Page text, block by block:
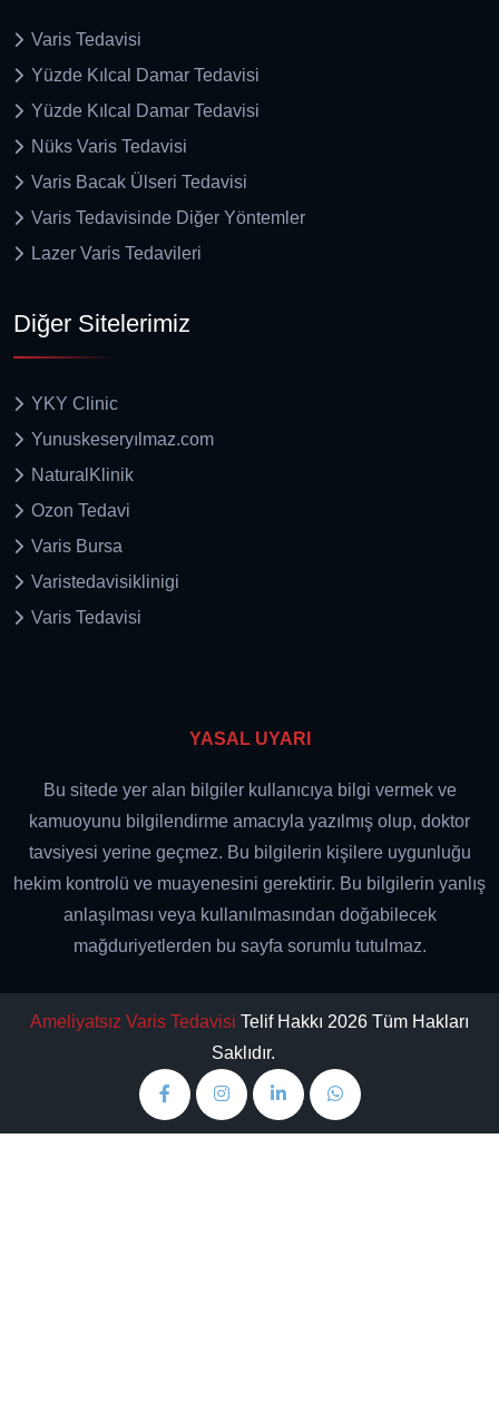
Varis Tedavisi
Yüzde Kılcal Damar Tedavisi
Yüzde Kılcal Damar Tedavisi
Nüks Varis Tedavisi
Varis Bacak Ülseri Tedavisi
Varis Tedavisinde Diğer Yöntemler
Lazer Varis Tedavileri
Diğer Sitelerimiz
YKY Clinic
Yunuskeseryılmaz.com
NaturalKlinik
Ozon Tedavi
Varis Bursa
Varistedavisiklinigi
Varis Tedavisi
YASAL UYARI
Bu sitede yer alan bilgiler kullanıcıya bilgi vermek ve
kamuoyunu bilgilendirme amacıyla yazılmış olup, doktor
tavsiyesi yerine geçmez. Bu bilgilerin kişilere uygunluğu
hekim kontrolü ve muayenesini gerektirir. Bu bilgilerin yanlış
anlaşılması veya kullanılmasından doğabilecek
mağduriyetlerden bu sayfa sorumlu tutulmaz.
Ameliyatsız Varis Tedavisi Telif Hakkı 2026 Tüm Hakları
Saklıdır.